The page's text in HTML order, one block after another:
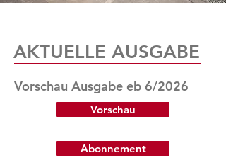
AKTUELLE AUSGABE
Vorschau Ausgabe eb 6/2026
Vorschau
Abonnement